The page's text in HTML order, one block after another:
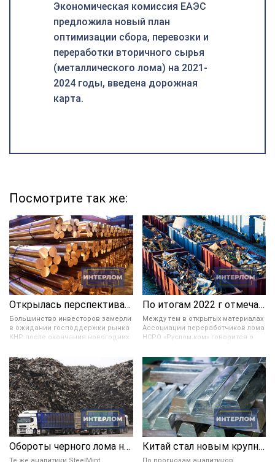
Экономическая комиссия ЕАЭС
предложила новый план
оптимизации сбора, перевозки и
переработки вторичного сырья
(металлического лома) на 2021-
2024 годы, введена дорожная
карта.
Посмотрите так же:
Открылась перспектива укрепления цветных металлов в цене
Большинство инвесторов замерли
в ожидании господдержки рынка
КНР после окончания новогодних
мартовских плановых заседаний
руководства Поднебесной. Они
также предрекают увеличение
стоимости цвет. металлов в
случае, если укрепление доллара,
а также логистические и
производственные трудности в
США этому не помешают.
По итогам 2022 г отмечается значительное снижение ломозаготовки в России
Между тем в открытых материалах
Ассоциации переработчиков лома
НСРО «Руслом.ком» говорится о
экспорта ломозаготовки в 2030
году. Согласно прогнозируемому
сценарию с 2023 по 2030 год в РФ
можно будет наблюдать
тенденцию увеличения экспорта
лома. И в 2030 году он может
составить 4,3 млн тонн.
Обороты черного лома на мировом рынке упали на 6 % Китай стал новым крупным нетто-экспортером цинка и свинца